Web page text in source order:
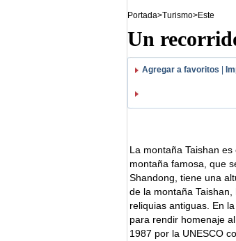
Portada>Turismo>Este
Un
Agregar a favoritos
La montaña Taishan
montaña famosa, que
Shandong, tiene una
de la montaña
reliquias antiguas. En
para rendir homenaje
1987 por la UNESCO